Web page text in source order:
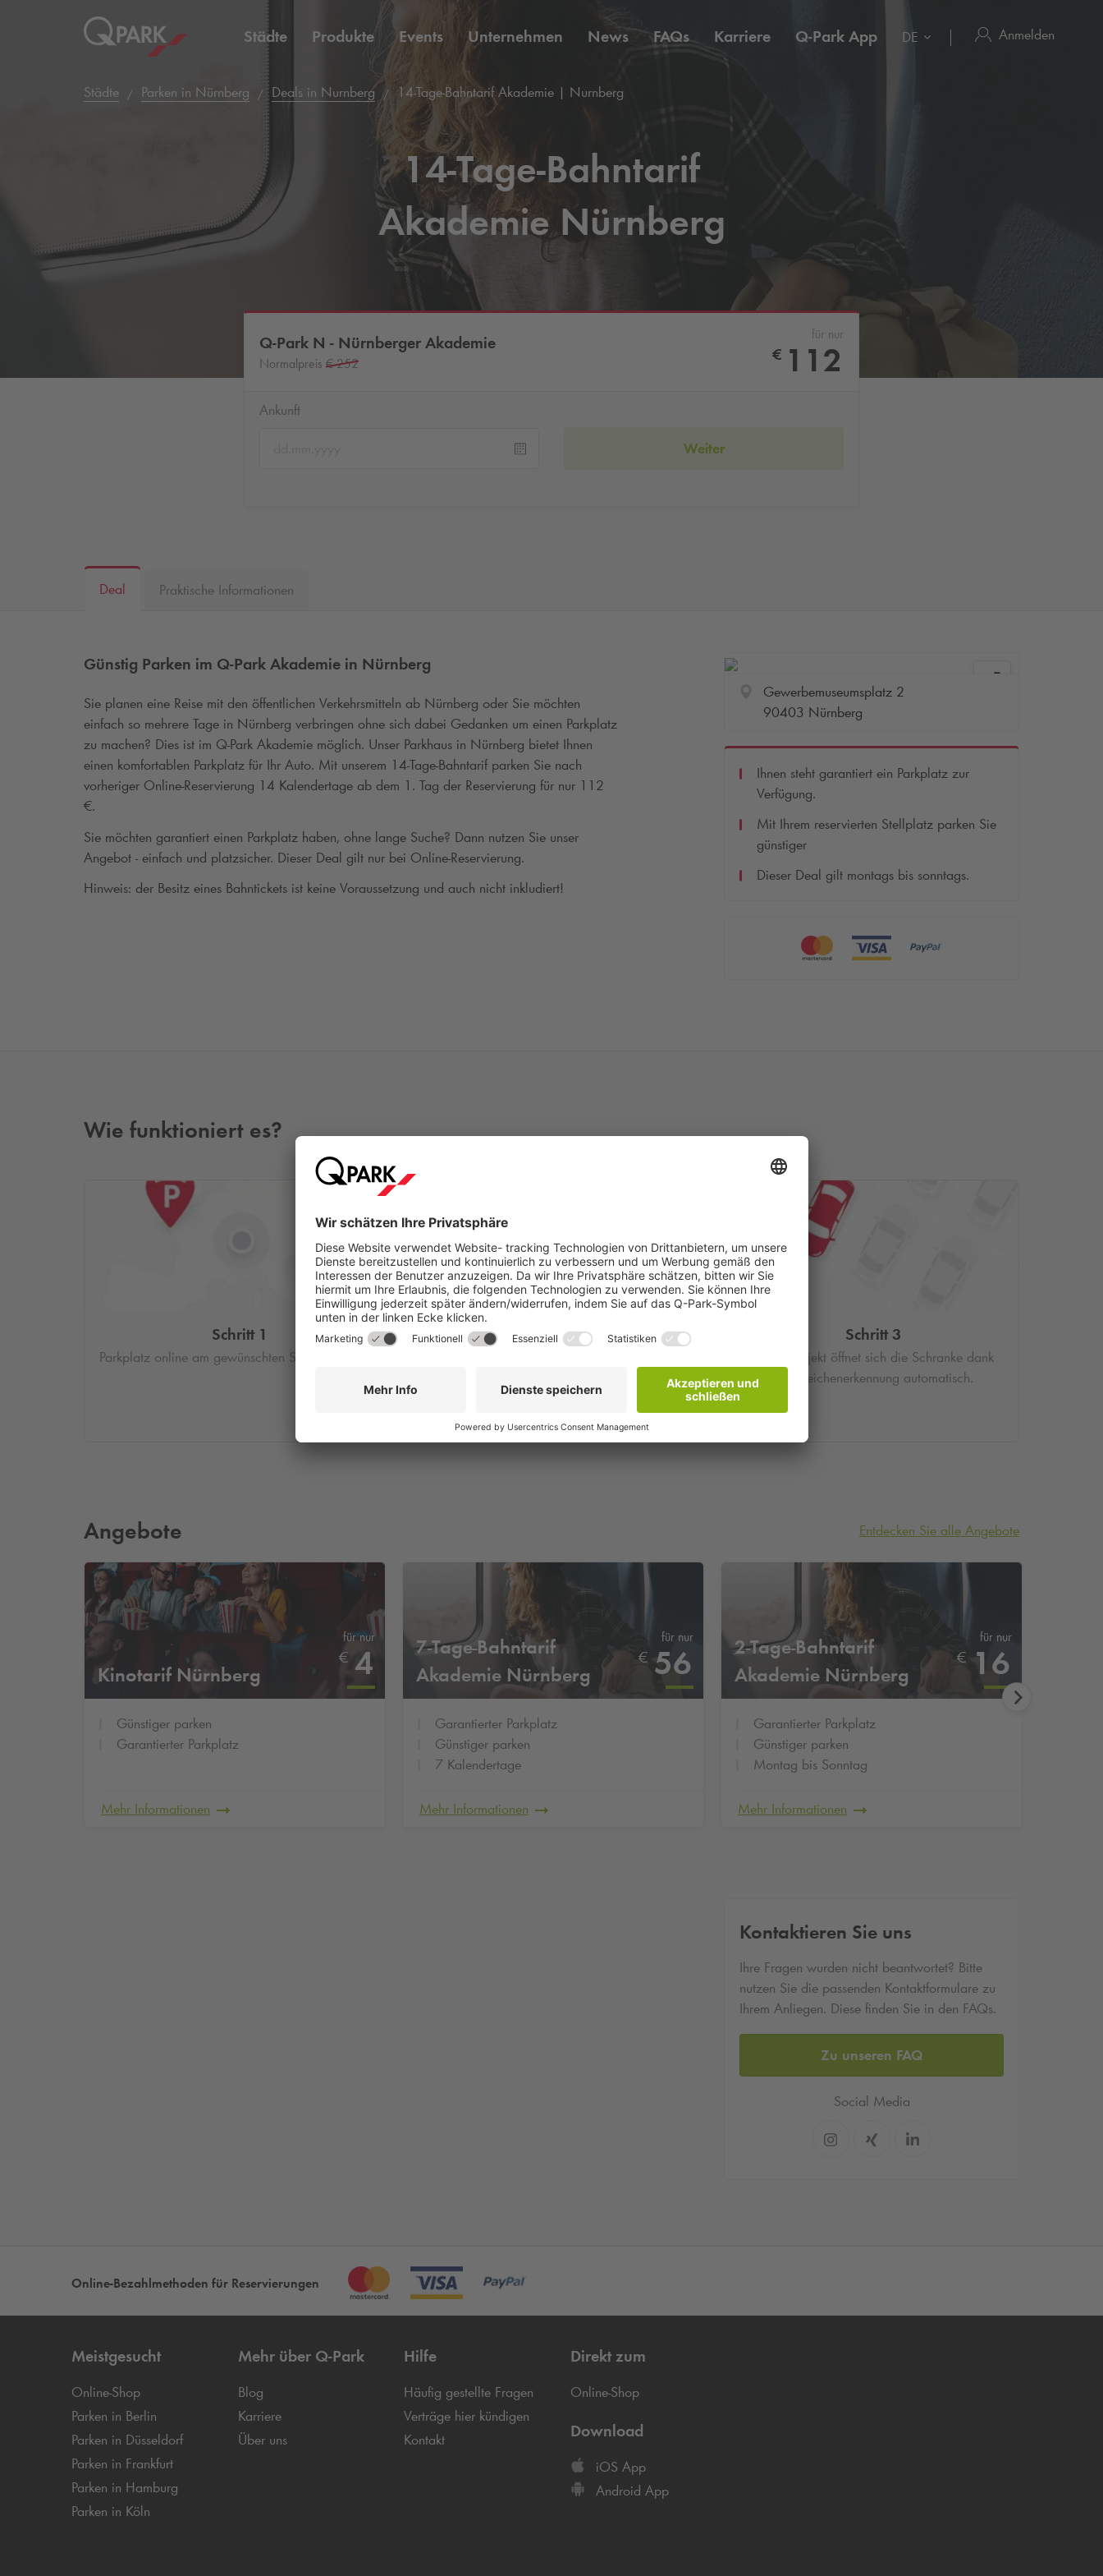
Städte Produkte Events Unternehmen News FAQs Karriere Q-Park App DE Anmelden
Städte Parken in Nürnberg Deals in Nurnberg 14-Tage-Bahntarif Akademie | Nurnberg
14-Tage-Bahntarif
Akademie Nürnberg
Q-Park N - Nürnberger Akademie
Normalpreis € 252
für nur
€ 112
Ankunft
Weiter
Deal Praktische Informationen
Günstig Parken im Q-Park Akademie in Nürnberg
Sie planen eine Reise mit den öffentlichen Verkehrsmitteln ab Nürnberg oder Sie möchten
einfach so mehrere Tage in Nürnberg verbringen ohne sich dabei Gedanken um einen Parkplatz
zu machen? Dies ist im Q-Park Akademie möglich. Unser Parkhaus in Nürnberg bietet Ihnen
einen komfortablen Parkplatz für Ihr Auto. Mit unserem 14-Tage-Bahntarif parken Sie nach
vorheriger Online-Reservierung 14 Kalendertage ab dem 1. Tag der Reservierung für nur 112
€.
Sie möchten garantiert einen Parkplatz haben, ohne lange Suche? Dann nutzen Sie unser
Angebot - einfach und platzsicher. Dieser Deal gilt nur bei Online-Reservierung.
Hinweis: der Besitz eines Bahntickets ist keine Voraussetzung und auch nicht inkludiert!
Gewerbemuseumsplatz 2
90403 Nürnberg
Ihnen steht garantiert ein Parkplatz zur
Verfügung.
Mit Ihrem reservierten Stellplatz parken Sie
günstiger
Dieser Deal gilt montags bis sonntags.
Wie funktioniert es?
Schritt 1
Parkplatz online am gewünschten Standort buchen
Schritt 2
Buchungsbestätigung per E-Mail mit weiteren
Details.
Schritt 3
Im Parkobjekt öffnet sich die Schranke dank
Kennzeichenerkennung automatisch.
Angebote Entdecken Sie alle Angebote
Kinotarif Nürnberg
für nur
€ 4
Günstiger parken
Garantierter Parkplatz
Mehr Informationen
7-Tage-Bahntarif
Akademie Nürnberg
für nur
€ 56
Garantierter Parkplatz
Günstiger parken
7 Kalendertage
Mehr Informationen
2-Tage-Bahntarif
Akademie Nürnberg
für nur
€ 16
Garantierter Parkplatz
Günstiger parken
Montag bis Sonntag
Mehr Informationen
Kontaktieren Sie uns
Ihre Fragen wurden nicht beantwortet? Bitte
nutzen Sie die passenden Kontaktformulare zu
Ihrem Anliegen. Diese finden Sie in den FAQs.
Zu unseren FAQ
Social Media
Online-Bezahlmethoden für Reservierungen
Meistgesucht
Online-Shop
Parken in Berlin
Parken in Düsseldorf
Parken in Frankfurt
Parken in Hamburg
Parken in Köln
Mehr über Q-Park
Blog
Karriere
Über uns
Hilfe
Häufig gestellte Fragen
Verträge hier kündigen
Kontakt
Direkt zum
Online-Shop
Download
iOS App
Android App